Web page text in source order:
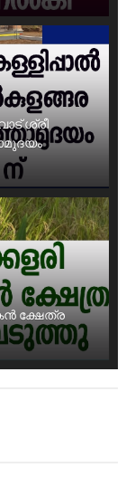
ശ്രീ
ക്ഷേത്ര